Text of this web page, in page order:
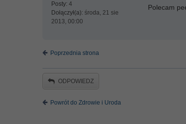
Posty: 4
Dołączył(a): środa, 21 sie
2013, 00:00
Polecam
Poprzednia strona
ODPOWIEDZ
Powrót do Zdrowie i Uroda